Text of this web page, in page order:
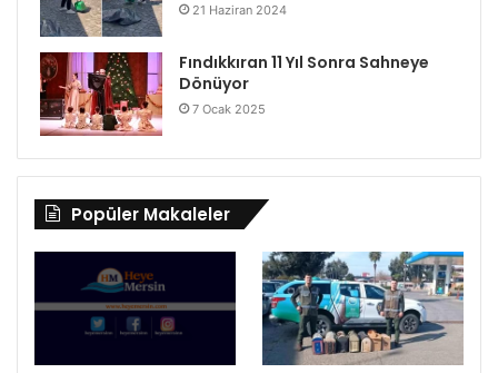
21 Haziran 2024
Fındıkkıran 11 Yıl Sonra Sahneye
Dönüyor
7 Ocak 2025
Popüler Makaleler